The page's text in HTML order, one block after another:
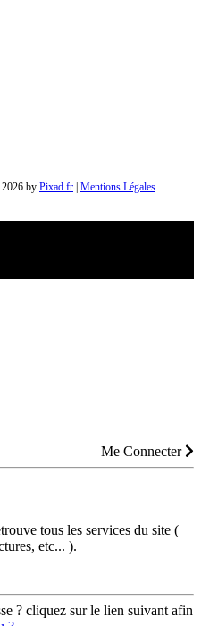
by Pixad.fr Mentions Légales
Me Connecter
tous les services du site (
etc... ).
? cliquez sur le lien suivant afin